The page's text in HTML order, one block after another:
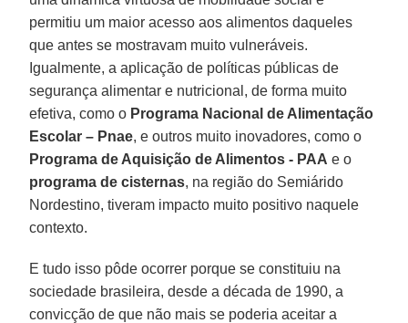
permitiu um maior acesso aos alimentos daqueles
que antes se mostravam muito vulneráveis.
Igualmente, a aplicação de políticas públicas de
segurança alimentar e nutricional, de forma muito
efetiva, como o Programa Nacional de Alimentação
Escolar – Pnae, e outros muito inovadores, como o
Programa de Aquisição de Alimentos - PAA e o
programa de cisternas, na região do Semiárido
Nordestino, tiveram impacto muito positivo naquele
contexto.
E tudo isso pôde ocorrer porque se constituiu na
sociedade brasileira, desde a década de 1990, a
convicção de que não mais se poderia aceitar a